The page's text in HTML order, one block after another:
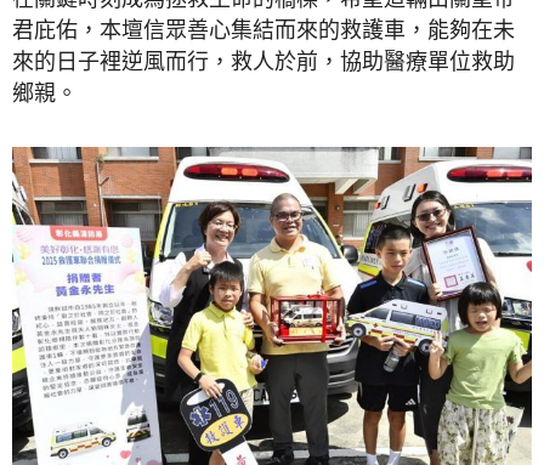
君庇佑，本壇信眾善心集結而來的救護車，能夠在未
來的日子裡逆風而行，救人於前，協助醫療單位救助
鄉親。